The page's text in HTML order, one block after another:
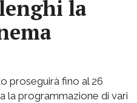
la
proseguirà fino al 26
la programmazione di vari